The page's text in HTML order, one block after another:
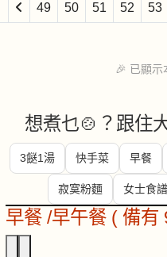
49 50 51 52 53
🎉 已顯示
想煮乜🍲？跟住
3餸1湯 快手菜 早餐
寂寞粉麵 女士食譜
早餐 /早午餐 ( 備有